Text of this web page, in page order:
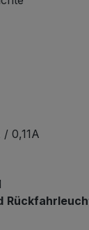
0,11A